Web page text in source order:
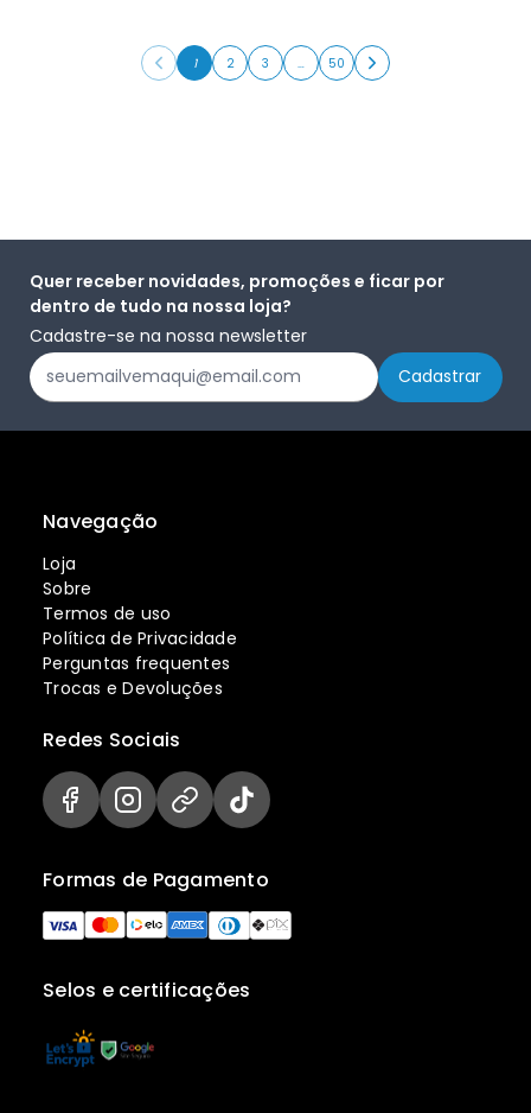
1 2 3 … 50
Quer receber novidades, promoções e ficar por
dentro de tudo na nossa loja?
Cadastre-se na nossa newsletter
Navegação
Loja
Sobre
Termos de uso
Política de Privacidade
Perguntas frequentes
Trocas e Devoluções
Selos e certificações
Formas de Pagamento
Redes Sociais